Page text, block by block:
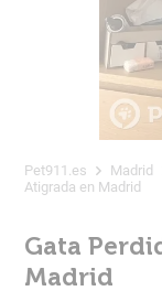
Pet911.es Madrid
Atigrada en Madrid
Gata
Madrid